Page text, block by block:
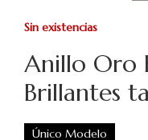
Anillo Oro
Brillantes
Único Modelo
Sin existencias